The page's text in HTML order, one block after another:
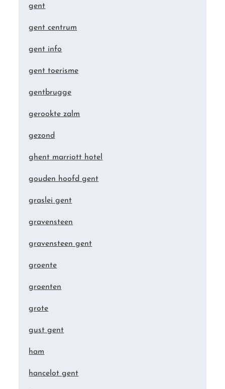
gent
gent centrum
gent info
gent toerisme
gentbrugge
gerookte zalm
gezond
ghent marriott hotel
gouden hoofd gent
graslei gent
gravensteen
gravensteen gent
groente
groenten
grote
gust gent
ham
hancelot gent